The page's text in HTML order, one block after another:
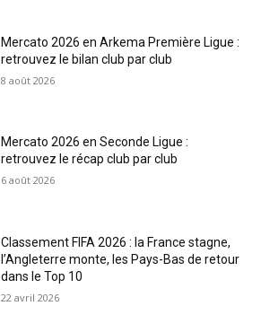
Mercato 2026 en Arkema Première Ligue :
retrouvez le bilan club par club
8 août 2026
Mercato 2026 en Seconde Ligue :
retrouvez le récap club par club
6 août 2026
Classement FIFA 2026 : la France stagne,
l’Angleterre monte, les Pays-Bas de retour
dans le Top 10
22 avril 2026